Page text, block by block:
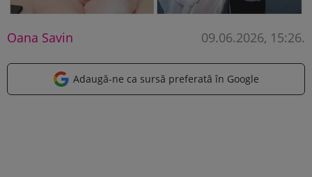
Oana Savin 09.06.2026, 15:26.
Adaugă-ne ca sursă preferată în Google